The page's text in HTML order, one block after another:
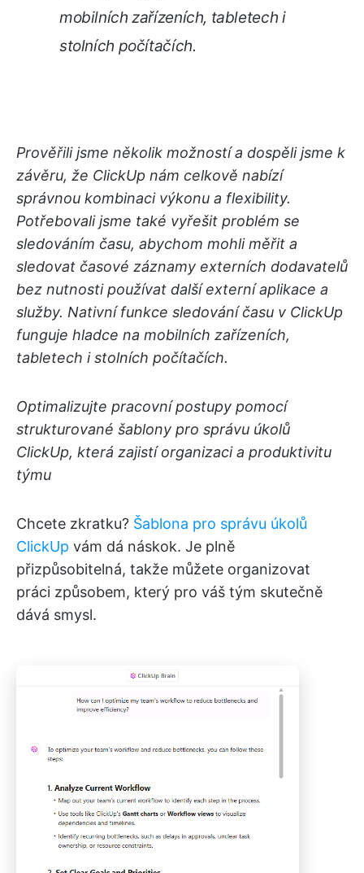
mobilních zařízeních, tabletech i
stolních počítačích.
Prověřili jsme několik možností a dospěli jsme k
závěru, že ClickUp nám celkově nabízí
správnou kombinaci výkonu a flexibility.
Potřebovali jsme také vyřešit problém se
sledováním času, abychom mohli měřit a
sledovat časové záznamy externích dodavatelů
bez nutnosti používat další externí aplikace a
služby. Nativní funkce sledování času v ClickUp
funguje hladce na mobilních zařízeních,
tabletech i stolních počítačích.
Optimalizujte pracovní postupy pomocí
strukturované šablony pro správu úkolů
ClickUp, která zajistí organizaci a produktivitu
týmu
Chcete zkratku? Šablona pro správu úkolů
ClickUp vám dá náskok. Je plně
přizpůsobitelná, takže můžete organizovat
práci způsobem, který pro váš tým skutečně
dává smysl.